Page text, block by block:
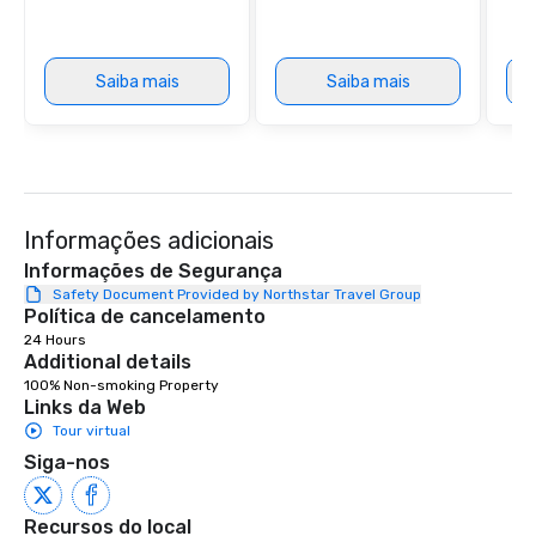
at various stops. Build Your Network
Our exclusive
right of you. Because
with different people
Saiba mais Saiba mais
Informações adicionais
Informações de Segurança
Safety Document Provided by Northstar Travel Group
Política de cancelamento
24 Hours
Additional details
100% Non-smoking Property
Links da Web
Tour virtual
Siga-nos
Recursos do local